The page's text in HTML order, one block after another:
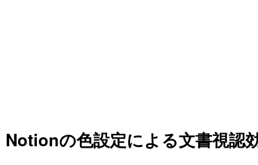
Notionの色設定による文書視認